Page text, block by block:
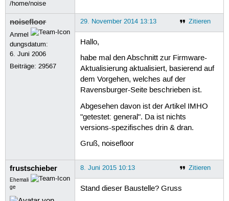
/home/noise
noisefloor
Anmel
dungsdatum:
6. Juni 2006
Beiträge:29567
Zitieren
29. November 2014 13:13
Hallo,
habe mal den Abschnitt zur Firmware-
Aktualisierung aktualisiert, basierend auf
dem Vorgehen, welches auf der
Ravensburger-Seite beschrieben ist.
Abgesehen davon ist der Artikel IMHO
"getestet: general". Da ist nichts
versions-spezifisches drin & dran.
Gruß, noisefloor
frustschieber
Ehemali
ge
Zitieren
8. Juni 2015 10:13
Stand dieser Baustelle? Gruss